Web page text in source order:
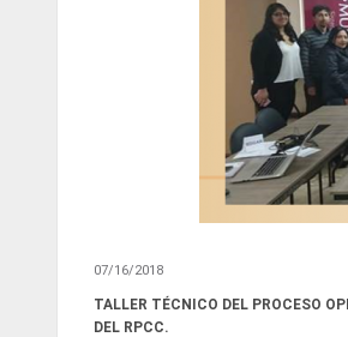
07/16/2018
TALLER TÉCNICO DEL PROCESO
DEL RPCC.